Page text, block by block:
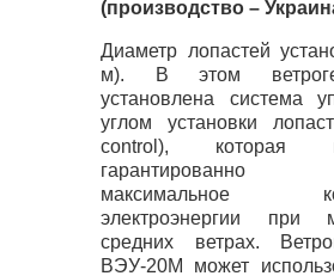
(производство –
Диаметр лопастей
м). В этом
установлена система
углом установки
control), которая
гарантированно
максимальное
электроэнергии
средних ветрах.
ВЭУ-20М может